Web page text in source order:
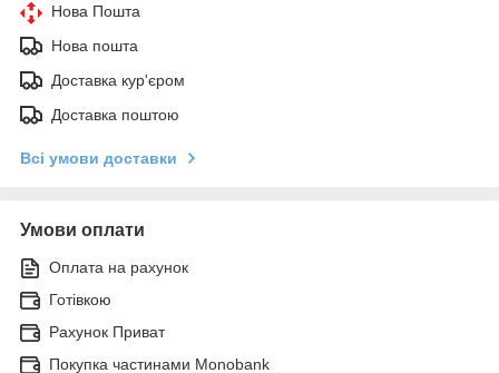
Нова Пошта
Нова пошта
Доставка кур'єром
Доставка поштою
Всі умови доставки
Умови оплати
Оплата на рахунок
Готівкою
Рахунок Приват
Покупка частинами Monobank